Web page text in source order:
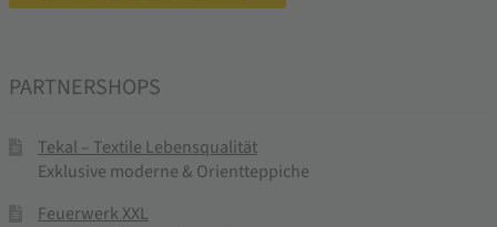
PARTNERSHOPS
Tekal – Textile Lebensqualität
Exklusive moderne & Orientteppiche
Feuerwerk XXL